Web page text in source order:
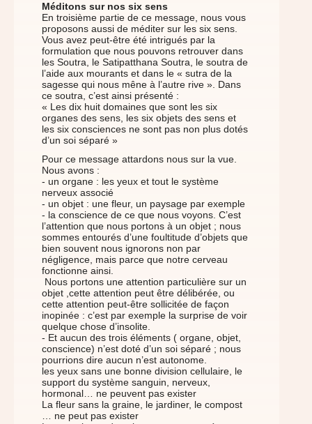
Méditons sur nos six sens
En troisième partie de ce message, nous vous
proposons aussi de méditer sur les six sens.
Vous avez peut-être été intrigués par la
formulation que nous pouvons retrouver dans
les Soutra, le Satipatthana Soutra, le soutra de
l’aide aux mourants et dans le « sutra de la
sagesse qui nous mêne à l’autre rive ». Dans
ce soutra, c’est ainsi présenté :
« Les dix huit domaines que sont les six
organes des sens, les six objets des sens et
les six consciences ne sont pas non plus dotés
d’un soi séparé »
Pour ce message attardons nous sur la vue.
Nous avons :
- un organe : les yeux et tout le système
nerveux associé
- un objet : une fleur, un paysage par exemple
- la conscience de ce que nous voyons. C’est
l’attention que nous portons à un objet ; nous
sommes entourés d’une foultitude d’objets que
bien souvent nous ignorons non par
négligence, mais parce que notre cerveau
fonctionne ainsi.
Nous portons une attention particulière sur un
objet ,cette attention peut être délibérée, ou
cette attention peut-être sollicitée de façon
inopinée : c’est par exemple la surprise de voir
quelque chose d’insolite.
- Et aucun des trois éléments ( organe, objet,
conscience) n’est doté d’un soi séparé ; nous
pourrions dire aucun n’est autonome.
les yeux sans une bonne division cellulaire, le
support du système sanguin, nerveux,
hormonal… ne peuvent pas exister
La fleur sans la graine, le jardiner, le compost
… ne peut pas exister